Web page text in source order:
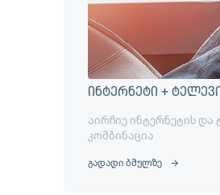
ინტერნეტი +
აირჩიე ინტერნეტის
კომბინაცია
გადადი ბმულზე